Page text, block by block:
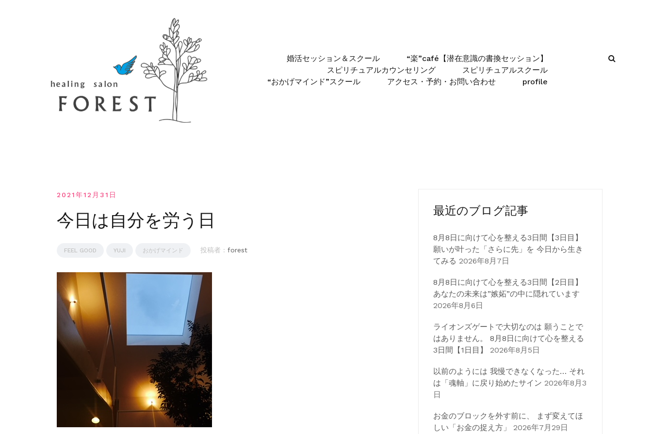
婚活セッション＆スクール
“楽”café【潜在意識の書換セッション】
スピリチュアルカウンセリング
スピリチュアルスクール
“おかげマインド”スクール
アクセス・予約・お問い合わせ profile
2021年12月31日
今日は自分を労う日
FEEL GOOD YUJI おかげマインド 投稿者 : forest
最近のブログ記事
8月8日に向けて心を整える3日間【3日目】
願いが叶った「さらに先」を 今日から生き
てみる 2026年8月7日
8月8日に向けて心を整える3日間【2日目】
あなたの未来は”嫉妬”の中に隠れています
2026年8月6日
ライオンズゲートで大切なのは 願うことで
はありません。 8月8日に向けて心を整える
3日間【1日目】
2026年8月5日
以前のようには 我慢できなくなった… それ
は「魂軸」に戻り始めたサイン 2026年8月3
日
お金のブロックを外す前に、 まず変えてほ
しい「お金の捉え方」
2026年7月29日